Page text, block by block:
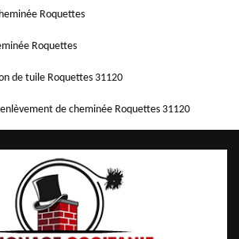
Roquettes
Roquettes
de tuile Roquettes 31120
de cheminée Roquettes 31120